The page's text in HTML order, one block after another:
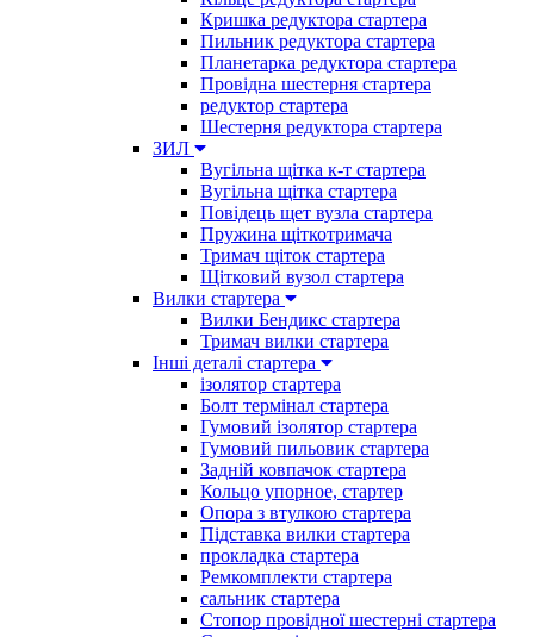
Кришка редуктора стартера
Пильник редуктора стартера
Планетарка редуктора стартера
Провідна шестерня стартера
редуктор стартера
Шестерня редуктора стартера
ЗИЛ
Вугільна щітка к-т стартера
Вугільна щітка стартера
Повідець щет вузла стартера
Пружина щіткотримача
Тримач щіток стартера
Щітковий вузол стартера
Вилки стартера
Вилки Бендикс стартера
Тримач вилки стартера
Інші деталі стартера
ізолятор стартера
Болт термінал стартера
Гумовий ізолятор стартера
Гумовий пильовик стартера
Задній ковпачок стартера
Кольцо упорное, стартер
Опора з втулкою стартера
Підставка вилки стартера
прокладка стартера
Ремкомплекти стартера
сальник стартера
Стопор провідної шестерні стартера